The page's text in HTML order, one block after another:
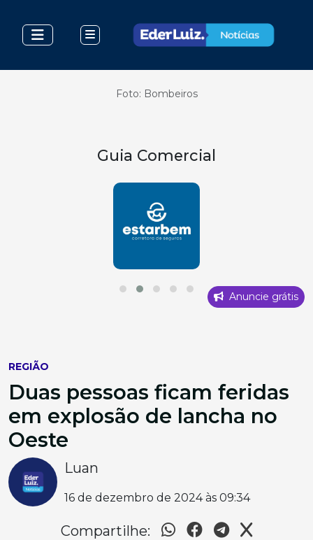
Foto: Bombeiros
Guia Comercial
Anuncie grátis
REGIÃO
Duas pessoas ficam feridas
em explosão de lancha no
Oeste
Luan
16 de dezembro de 2024 às 09:34
Compartilhe: